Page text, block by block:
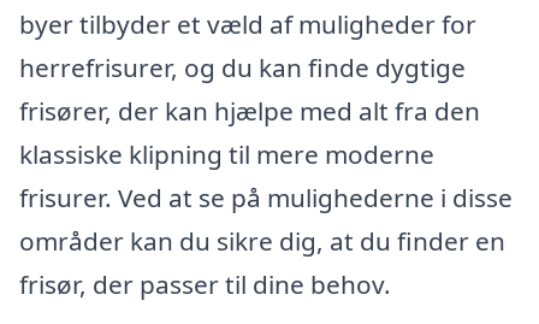
byer tilbyder et væld af muligheder for
herrefrisurer, og du kan finde dygtige
frisører, der kan hjælpe med alt fra den
klassiske klipning til mere moderne
frisurer. Ved at se på mulighederne i disse
områder kan du sikre dig, at du finder en
frisør, der passer til dine behov.